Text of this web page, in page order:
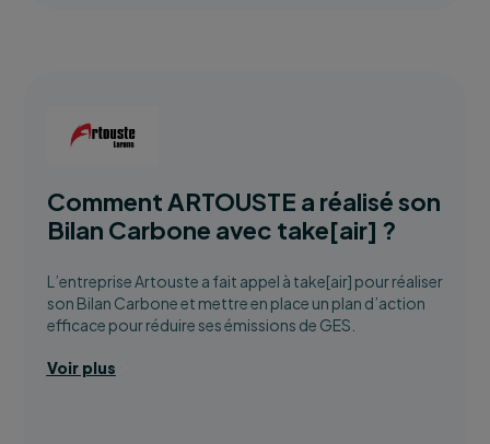
Comment ARTOUSTE a réalisé son
Bilan Carbone avec take[air] ?
L’entreprise Artouste a fait appel à take[air] pour réaliser
son Bilan Carbone et mettre en place un plan d’action
efficace pour réduire ses émissions de GES.
Voir plus